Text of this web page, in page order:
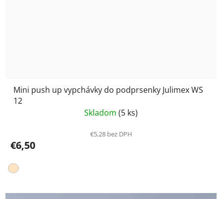
Mini push up vypchávky do podprsenky Julimex WS
12
Skladom (5 ks)
€5,28 bez DPH
€6,50